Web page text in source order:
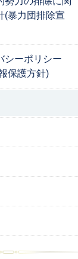
(暴力団排除宣
シーポリシー
保護方針)